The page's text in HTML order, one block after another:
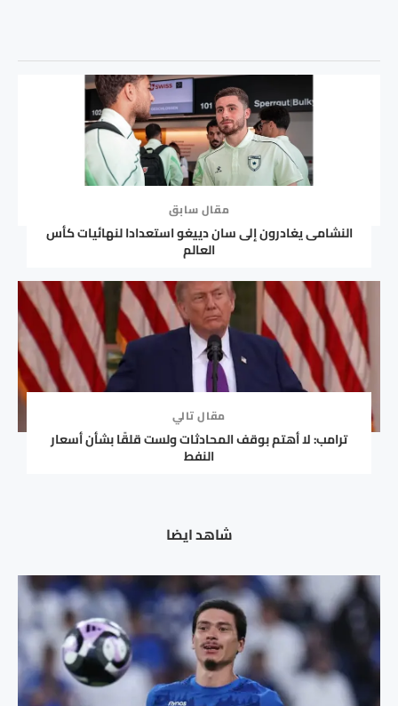
مقال سابق
النشامى يغادرون إلى سان دييغو استعدادا لنهائيات كأس
العالم
مقال تالي
ترامب: لا أهتم بوقف المحادثات ولست قلقًا بشأن أسعار
النفط
شاهد ايضا